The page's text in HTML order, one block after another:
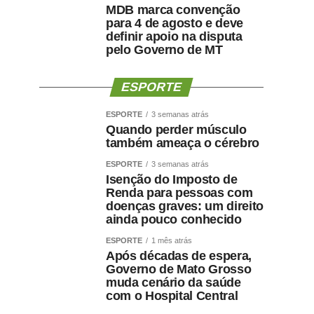
MDB marca convenção
para 4 de agosto e deve
definir apoio na disputa
pelo Governo de MT
ESPORTE
ESPORTE 3 semanas atrás
Quando perder músculo
também ameaça o cérebro
ESPORTE 3 semanas atrás
Isenção do Imposto de
Renda para pessoas com
doenças graves: um direito
ainda pouco conhecido
ESPORTE 1 mês atrás
Após décadas de espera,
Governo de Mato Grosso
muda cenário da saúde
com o Hospital Central